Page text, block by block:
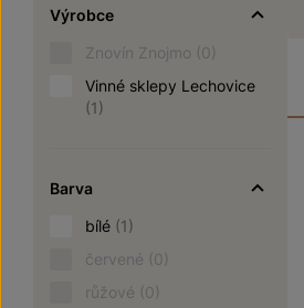
Výrobce
Znovín Znojmo (0)
Vinné sklepy Lechovice
(1)
Barva
bílé (1)
červené (0)
růžové (0)